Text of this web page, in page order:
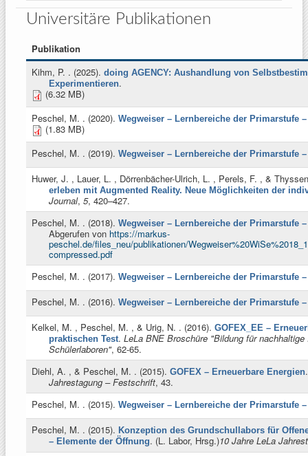
Universitäre Publikationen
Publikation
Kihm, P. . (2025). doing AGENCY: Aushandlung von
Experimentieren.
(6.32 MB)
Peschel, M. . (2020). Wegweiser – Lernbereiche der Primarstufe
(1.83 MB)
Peschel, M. . (2019). Wegweiser – Lernbereiche der Primarstufe
Huwer, J. , Lauer, L. , Dörrenbächer-Ulrich, L. , Perels, F. , &
erleben mit Augmented Reality. Neue Möglichkeiten der
Journal, 5, 420–427.
Peschel, M. . (2018). Wegweiser – Lernbereiche der Primarstufe
Abgerufen von https://markus-
peschel.de/files_neu/publikationen/
compressed.pdf
Peschel, M. . (2017). Wegweiser – Lernbereiche der Primarstufe
Peschel, M. . (2016). Wegweiser – Lernbereiche der Primarstufe
Kelkel, M. , Peschel, M. , & Urig, N. . (2016). GOFEX_EE –
praktischen Test. LeLa BNE Broschüre "Bildung für
Schülerlaboren", 62-65.
Diehl, A. , & Peschel, M. . (2015). GOFEX – Erneuerbare Energien
Jahrestagung – Festschrift, 43.
Peschel, M. . (2015). Wegweiser – Lernbereiche der Primarstufe
Peschel, M. . (2015). Konzeption des Grundschullabors für
– Elemente der Öffnung. (L. Labor, Hrsg.)10 Jahre LeLa